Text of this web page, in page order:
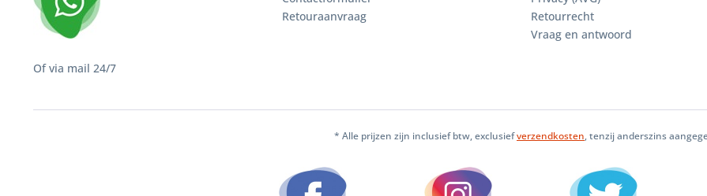
Of via mail 24/7
Retouraanvraag
Retourrecht
Vraag en antwoord
* Alle prijzen zijn inclusief btw, exclusiefverzendkosten, tenzij anderszins